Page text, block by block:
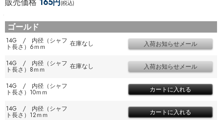
(税込)
ゴールド
14G / 内径（シャフ
ト長さ）6ｍｍ 在庫なし
14G / 内径（シャフ
ト長さ）8ｍｍ 在庫なし
14G / 内径（シャフ
ト長さ）10ｍｍ
14G / 内径（シャフ
ト長さ）12ｍｍ